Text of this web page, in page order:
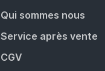
Qui sommes nous
Service après vente
CGV